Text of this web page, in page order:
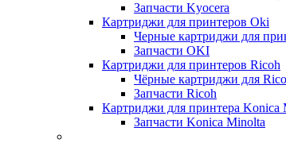
Запчасти Kyocera
Картриджи для принтеров Oki
Черные картриджи для
Запчасти OKI
Картриджи для принтеров Ricoh
Чёрные картриджи для
Запчасти Ricoh
Картриджи для принтера Konica
Запчасти Koniсa Minolta